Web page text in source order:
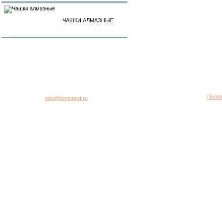
ЧАШКИ АЛМАЗНЫЕ
info@dvsinprof.ru